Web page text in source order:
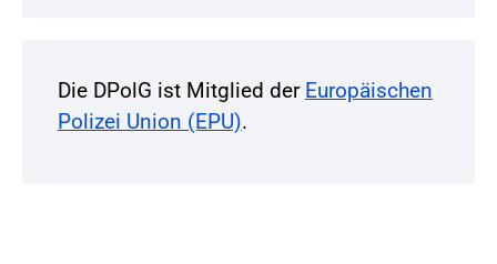
Die DPolG ist Mitglied der Europäischen
Polizei Union (EPU).